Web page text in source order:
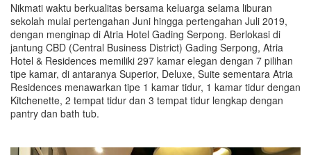
Nikmati waktu berkualitas bersama keluarga selama liburan
sekolah mulai pertengahan Juni hingga pertengahan Juli 2019,
dengan menginap di Atria Hotel Gading Serpong. Berlokasi di
jantung CBD (Central Business District) Gading Serpong, Atria
Hotel & Residences memiliki 297 kamar elegan dengan 7 pilihan
tipe kamar, di antaranya Superior, Deluxe, Suite sementara Atria
Residences menawarkan tipe 1 kamar tidur, 1 kamar tidur dengan
Kitchenette, 2 tempat tidur dan 3 tempat tidur lengkap dengan
pantry dan bath tub.